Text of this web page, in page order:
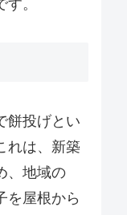
。
餅投げとい
れは、新築
、地域の
を屋根から